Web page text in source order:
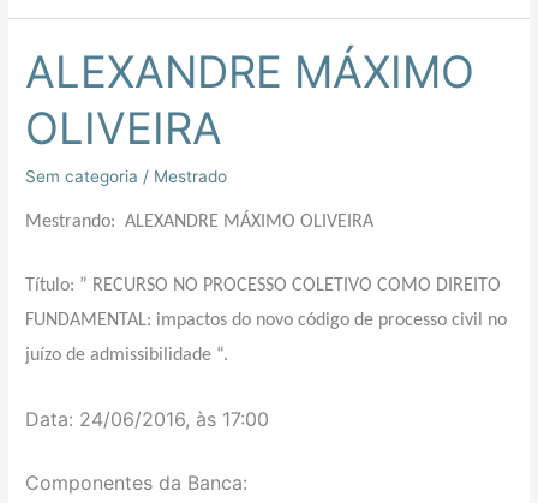
ALEXANDRE MÁXIMO
OLIVEIRA
Sem categoria / Mestrado
Mestrando:ALEXANDRE MÁXIMO OLIVEIRA
Título: ” RECURSO NO PROCESSO COLETIVO COMO DIREITO
FUNDAMENTAL: impactos do novo código de processo civil no
juízo de admissibilidade “.
Data: 24/06/2016, às 17:00
Componentes da Banca:
ALEXANDRE
MÁXIMO
OLIVEIRA